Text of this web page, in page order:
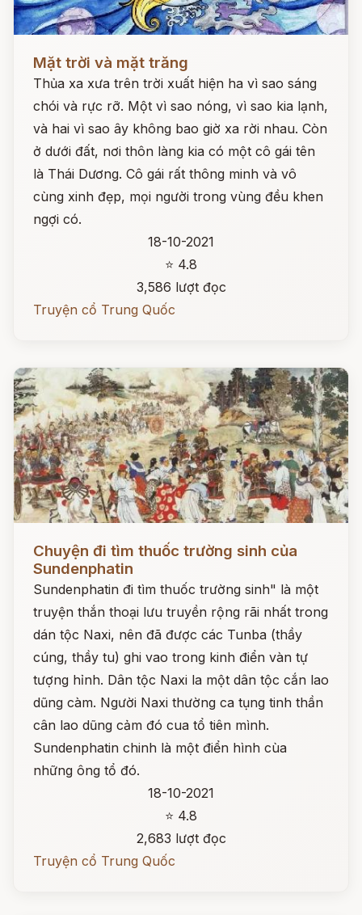
Mặt trời và mặt trăng
Thủa xa xưa trên trời xuất hiện ha vì sao sáng
chói và rực rỡ. Một vì sao nóng, vì sao kia lạnh,
và hai vì sao ây không bao giờ xa rời nhau. Còn
ở dưới đất, nơi thôn làng kia có một cô gái tên
là Thái Dương. Cô gái rất thông minh và vô
cùng xinh đẹp, mọi người trong vùng đều khen
ngợi có.
18-10-2021
⭐ 4.8
3,586 lượt đọc
Truyện cổ Trung Quốc
Chuyện đi tìm thuốc trường sinh của
Sundenphatin
Sundenphatin đi tìm thuốc trường sinh" là một
truyện thắn thoại lưu truyền rộng rãi nhất trong
dán tộc Naxi, nên đã được các Tunba (thầy
cúng, thầy tu) ghi vao trong kinh điển vàn tự
tượng hỉnh. Dân tộc Naxi la một dân tộc cắn lao
dũng càm. Người Naxi thường ca tụng tinh thần
cân lao dũng cảm đó cua tổ tiên mình.
Sundenphatin chinh là một điển hình cùa
những ông tổ đó.
18-10-2021
⭐ 4.8
2,683 lượt đọc
Truyện cổ Trung Quốc